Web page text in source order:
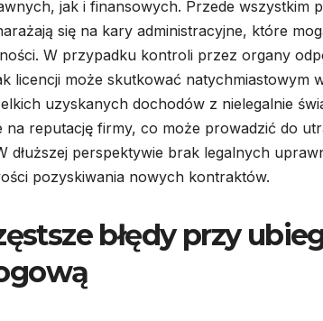
jak i finansowych. Przede wszystkim
się na kary administracyjne, które
W przypadku kontroli przez organy
licencji może skutkować natychmiastowym
uzyskanych dochodów z nielegalnie
na reputację firmy, co może prowadzić do
dłuższej perspektywie brak legalnych
pozyskiwania nowych kontraktów.
błędy przy